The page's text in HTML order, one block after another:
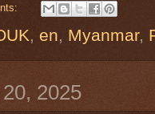
, en, Myanmar,
2025